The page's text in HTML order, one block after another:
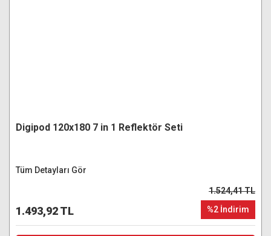
Digipod 120x180 7 in 1 Reflektör Seti
Tüm Detayları Gör
1.493,92 TL
1.524,41 TL
%2 İndirim